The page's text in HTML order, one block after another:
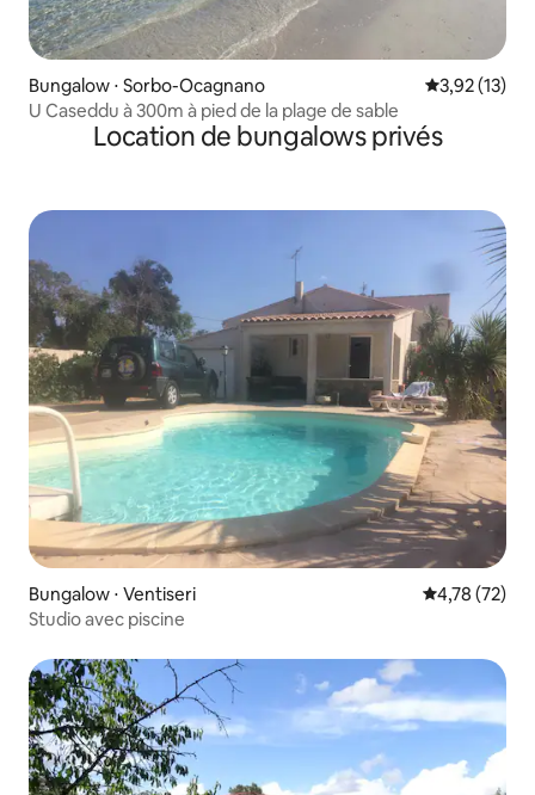
Bungalow ⋅ Sorbo-Ocagnano Évaluation
3,92 (13)
U Caseddu à 300m à pied de la plage de sable
Location de bungalows privés
Bungalow ⋅ Ventiseri Évaluation
4,78 (72)
Studio avec piscine